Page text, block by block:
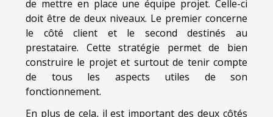
de mettre en place une équipe projet. Celle-ci
doit être de deux niveaux. Le premier concerne
le côté client et le second destinés au
prestataire. Cette stratégie permet de bien
construire le projet et surtout de tenir compte
de tous les aspects utiles de son
fonctionnement.
En plus de cela, il est important des deux côtés